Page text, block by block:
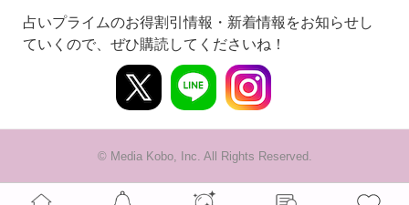
占いプライムのお得割引情報・新着情報をお知らせし
ていくので、ぜひ購読してくださいね！
© Media Kobo, Inc. All Rights Reserved.